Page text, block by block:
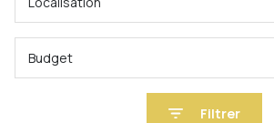
Budget
Filtrer